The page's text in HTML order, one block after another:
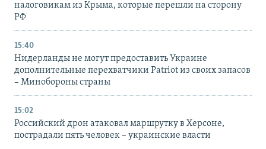
налоговикам из Крыма, которые перешли на сторону
РФ
15:40
Нидерланды не могут предоставить Украине
дополнительные перехватчики Patriot из своих запасов
– Минобороны страны
15:02
Российский дрон атаковал маршрутку в Херсоне,
пострадали пять человек – украинские власти